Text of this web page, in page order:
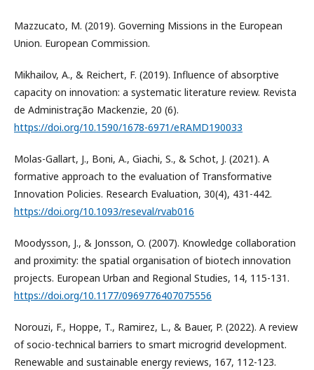
Mazzucato, M. (2019). Governing Missions in the European
Union. European Commission.
Mikhailov, A., & Reichert, F. (2019). Influence of absorptive
capacity on innovation: a systematic literature review. Revista
de Administração Mackenzie, 20 (6).
https://doi.org/10.1590/1678-6971/eRAMD190033
Molas-Gallart, J., Boni, A., Giachi, S., & Schot, J. (2021). A
formative approach to the evaluation of Transformative
Innovation Policies. Research Evaluation, 30(4), 431-442.
https://doi.org/10.1093/reseval/rvab016
Moodysson, J., & Jonsson, O. (2007). Knowledge collaboration
and proximity: the spatial organisation of biotech innovation
projects. European Urban and Regional Studies, 14, 115-131.
https://doi.org/10.1177/0969776407075556
Norouzi, F., Hoppe, T., Ramirez, L., & Bauer, P. (2022). A review
of socio-technical barriers to smart microgrid development.
Renewable and sustainable energy reviews, 167, 112-123.